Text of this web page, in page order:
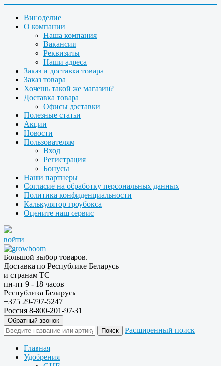
Виноделие
О компании
Наша компания
Вакансии
Реквизиты
Наши адреса
Заказ и доставка товара
Заказ товара
Хочешь такой же магазин?
Доставка товара
Офисы доставки
Полезные статьи
Акции
Новости
Пользователям
Вход
Регистрация
Бонусы
Наши партнеры
Согласие на обработку персональных данных
Политика конфиденциальности
Калькулятор гроубокса
Оцените наш сервис
войти
Большой выбор товаров.
Доставка по Республике Беларусь
и странам ТС
пн-пт 9 - 18 часов
Республика Беларусь
+375 29-797-5247
Россия 8-800-201-97-31
Обратный звонок
Расширенный поиск
Главная
Удобрения